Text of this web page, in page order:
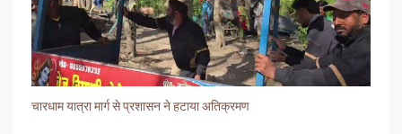
चारधाम यात्रा मार्ग से प्रशासन ने हटाया अतिक्रमण